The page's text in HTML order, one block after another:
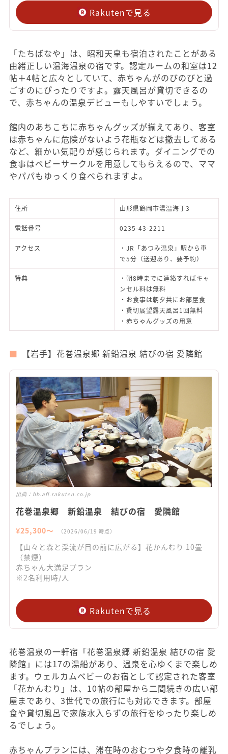
Rakutenで見る
「たちばなや」は、昭和天皇も宿泊されたことがある
由緒正しい温海温泉の宿です。認定ルームの和室は12
帖＋4帖と広々としていて、赤ちゃんがのびのびと過
ごすのにぴったりですよ。露天風呂が貸切できるの
で、赤ちゃんの温泉デビューもしやすいでしょう。
館内のあちこちに赤ちゃんグッズが揃えてあり、客室
は赤ちゃんに危険がないよう花瓶などは撤去してある
など、細かい気配りが感じられます。ダイニングでの
食事はベビーサークルを用意してもらえるので、ママ
やパパもゆっくり食べられますよ。
住所 山形県鶴岡市湯温海丁3
電話番号 0235-43-2211
アクセス
・JR「あつみ温泉」駅から車
で5分（送迎あり、要予約）
特典
・朝8時までに連絡すればキャ
ンセル料は無料
・お食事は朝夕共にお部屋食
・貸切展望露天風呂1回無料
・赤ちゃんグッズの用意
【岩手】花巻温泉郷 新鉛温泉 結びの宿 愛隣館
出典： hb.afl.rakuten.co.jp
花巻温泉郷 新鉛温泉 結びの宿 愛隣館
¥25,300〜 （2026/06/19 時点）
【山々と森と渓流が目の前に広がる】花かんむり 10畳
（禁煙）
赤ちゃん大満足プラン
※2名利用時/人
Rakutenで見る
花巻温泉の一軒宿「花巻温泉郷 新鉛温泉 結びの宿 愛
隣館」には17の湯船があり、温泉を心ゆくまで楽しめ
ます。ウェルカムベビーのお宿として認定された客室
「花かんむり」は、10帖の部屋から二間続きの広い部
屋まであり、3世代での旅行にも対応できます。部屋
食や貸切風呂で家族水入らずの旅行をゆったり楽しめ
るでしょう。
赤ちゃんプランには、滞在時のおむつや夕食時の離乳